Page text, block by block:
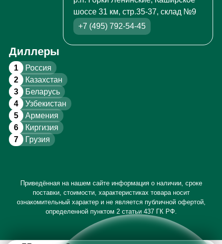
шоссе 31 км, стр.35-37, склад №9
+7 (495) 792-54-45
Диллеры
1 Россия
2 Казахстан
3 Беларусь
4 Узбекистан
5 Армения
6 Киргизия
7 Грузия
Приведённая на нашем сайте информация о наличии, сроке
поставки, стоимости, характеристиках товара носит
ознакомительный характер и не является публичной офертой,
определенной пунктом 2 статьи 437 ГК РФ.